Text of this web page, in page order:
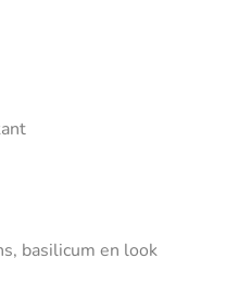
basilicum en look